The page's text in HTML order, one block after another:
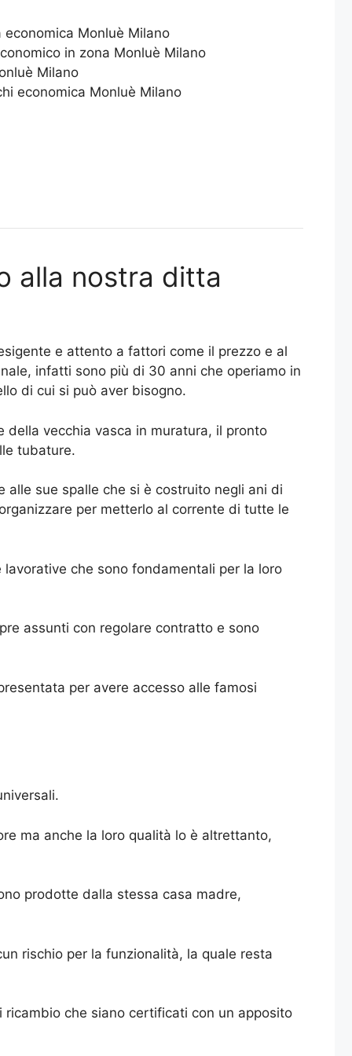
Monluè Milano
in zona Monluè Milano
Milano
economica Monluè Milano
alla nostra ditta
e attento a fattori come il prezzo e al
infatti sono più di 30 anni che operiamo in
di cui si può aver bisogno.
della vecchia vasca in muratura, il pronto
tubature.
sue spalle che si è costruito negli ani di
per metterlo al corrente di tutte le
che sono fondamentali per la loro
assunti con regolare contratto e sono
per avere accesso alle famosi
ma anche la loro qualità lo è altrettanto,
prodotte dalla stessa casa madre,
rischio per la funzionalità, la quale resta
che siano certificati con un apposito